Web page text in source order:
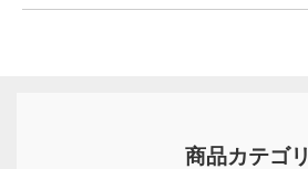
商品カテゴリ